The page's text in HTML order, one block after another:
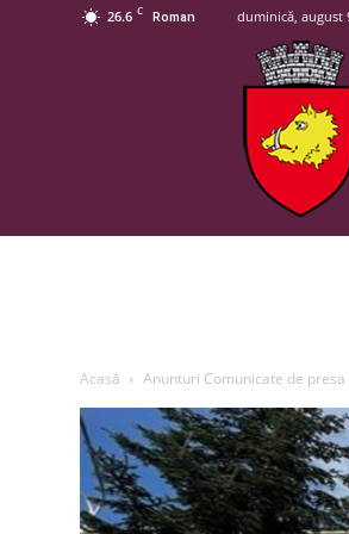
26.6 C Roman duminică, august
Acasă Anunturi Comunicate de presa